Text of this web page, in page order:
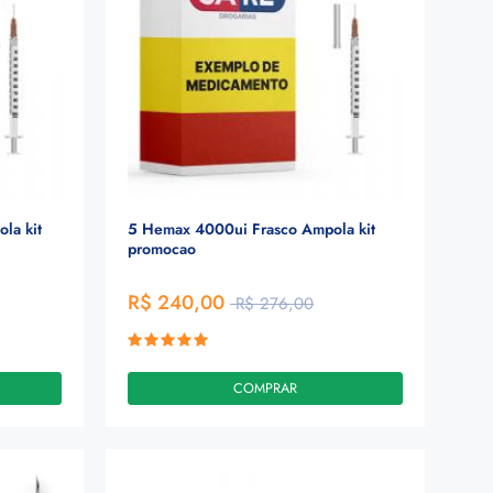
kit
5 Hemax 4000ui Frasco Ampola kit
promocao
R$ 240,00 R$ 276,00
COMPRAR